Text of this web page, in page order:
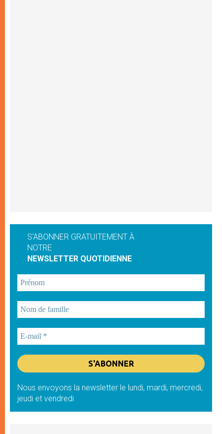
S'ABONNER GRATUITEMENT À
NOTRE
NEWSLETTER QUOTIDIENNE
Nous envoyons la newsletter le lundi, mardi, mercredi,
jeudi et vendredi